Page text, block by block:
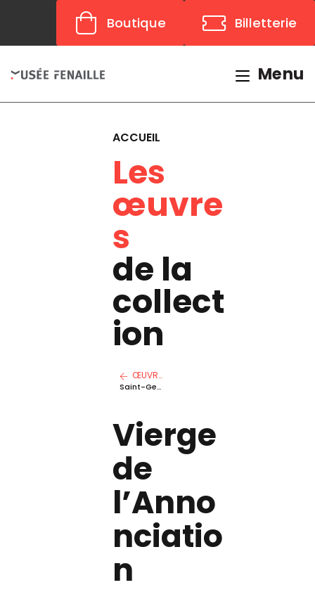
Panneau de gestion des cookies
Boutique Billetterie
Menu
ACCUEIL
Les
œuvre
s
de la
collect
ion
ŒUVRE PRÉCÉDENTE
Saint-Georges terrassant le dragon
Vierge
de
l’Anno
nciatio
n